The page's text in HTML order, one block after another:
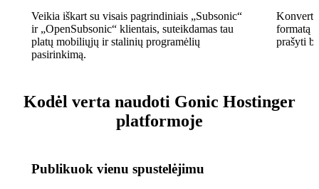
Veikia iškart su visais pagrindiniais „Subsonic“
ir „OpenSubsonic“ klientais, suteikdamas tau
platų mobiliųjų ir stalinių programėlių
pasirinkimą.
formatą
prašyti
Kodėl verta naudoti Gonic Hostinger
platformoje
Publikuok vienu spustelėjimu